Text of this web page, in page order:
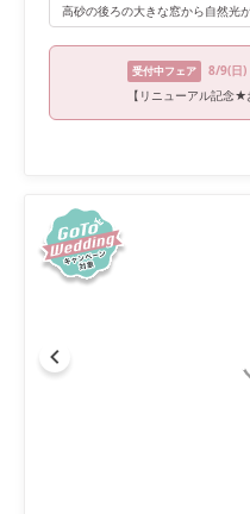
受付中フェア 8/9(日)